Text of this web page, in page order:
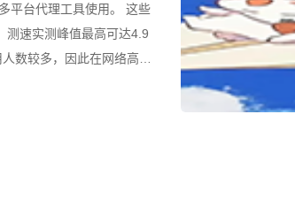
平台代理工具使用。 这些
测速实测峰值最高可达4.9
数较多，因此在网络高峰